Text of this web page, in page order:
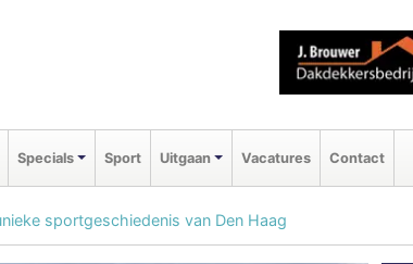
Specials Sport Uitgaan Vacatures Contact
sportgeschiedenis van Den Haag